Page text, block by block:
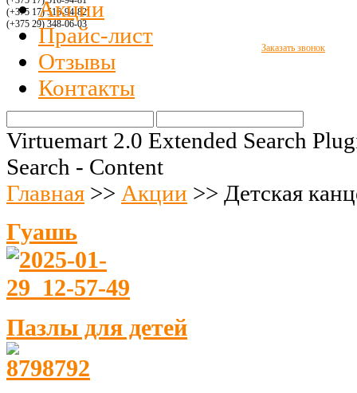
(+375 17) 516-94-82
(+375 29) 348-06-03
Заказать звонок
Акции
Прайс-лист
Отзывы
Контакты
Virtuemart 2.0 Extended Search
Search - Content
Главная >> Акции >> Детская
Гуашь
Пазлы для детей